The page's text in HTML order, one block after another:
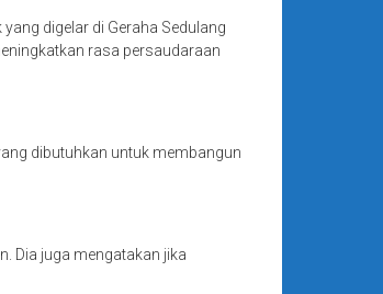
digelar di Geraha Sedulang
rasa persaudaraan
dibutuhkan untuk membangun
Dia juga mengatakan jika